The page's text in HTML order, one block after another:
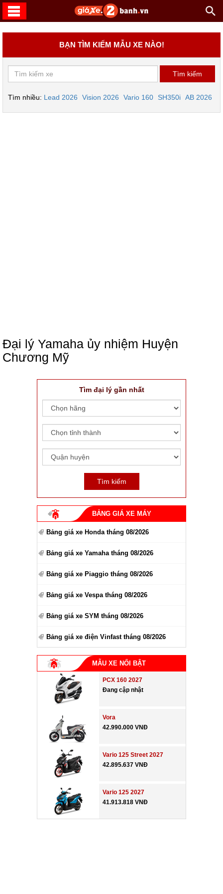
BẠN TÌM KIẾM MẪU XE NÀO!
Tìm nhiều: Lead 2026 Vision 2026 Vario 160 SH350i AB 2026
Đại lý Yamaha ủy nhiệm Huyện
Chương Mỹ
Tìm đại lý gần nhất
BẢNG GIÁ XE MÁY
Bảng giá xe Honda tháng 08/2026
Bảng giá xe Yamaha tháng 08/2026
Bảng giá xe Piaggio tháng 08/2026
Bảng giá xe Vespa tháng 08/2026
Bảng giá xe SYM tháng 08/2026
Bảng giá xe điện Vinfast tháng 08/2026
MẪU XE NỔI BẬT
PCX 160 2027
Đang cập nhật
Vora
42.990.000 VNĐ
Vario 125 Street 2027
42.895.637 VNĐ
Vario 125 2027
41.913.818 VNĐ